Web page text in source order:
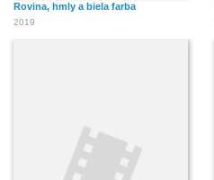
Rovina, hmly a biela farba
2019